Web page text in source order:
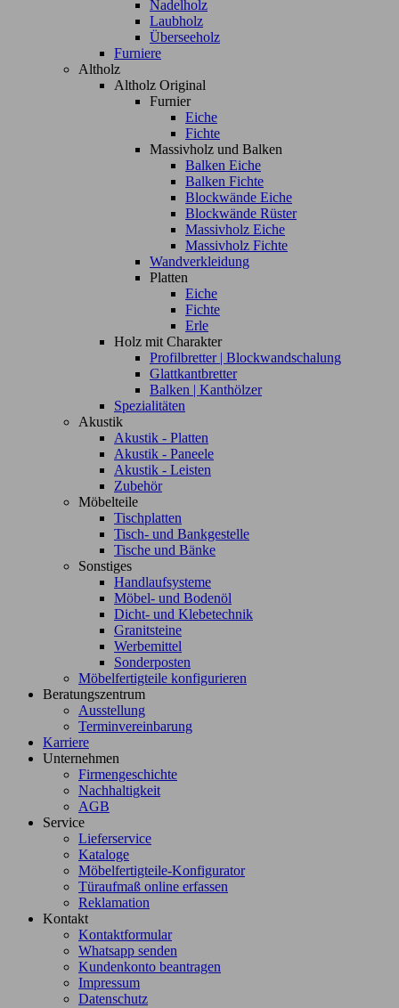
Nadelholz
Laubholz
Überseeholz
Furniere
Altholz
Altholz Original
Furnier
Eiche
Fichte
Massivholz und Balken
Balken Eiche
Balken Fichte
Blockwände Eiche
Blockwände Rüster
Massivholz Eiche
Massivholz Fichte
Wandverkleidung
Platten
Eiche
Fichte
Erle
Holz mit Charakter
Profilbretter | Blockwandschalung
Glattkantbretter
Balken | Kanthölzer
Spezialitäten
Akustik
Akustik - Platten
Akustik - Paneele
Akustik - Leisten
Zubehör
Möbelteile
Tischplatten
Tisch- und Bankgestelle
Tische und Bänke
Sonstiges
Handlaufsysteme
Möbel- und Bodenöl
Dicht- und Klebetechnik
Granitsteine
Werbemittel
Sonderposten
Möbelfertigteile konfigurieren
Beratungszentrum
Ausstellung
Terminvereinbarung
Karriere
Unternehmen
Firmengeschichte
Nachhaltigkeit
AGB
Service
Lieferservice
Kataloge
Möbelfertigteile-Konfigurator
Türaufmaß online erfassen
Reklamation
Kontakt
Kontaktformular
Whatsapp senden
Kundenkonto beantragen
Impressum
Datenschutz